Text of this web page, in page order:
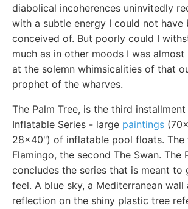
diabolical incoherences uninvitedly
with a subtle energy I could not have
conceived of. But poorly could I
much as in other moods I was
at the solemn whimsicalities of that
prophet of the wharves.
The Palm Tree, is the third
Inflatable Series - large paintings
28x40") of inflatable pool floats. The
Flamingo, the second The Swan. The
concludes the series that is meant to
feel. A blue sky, a Mediterranean wall
reflection on the shiny plastic tree